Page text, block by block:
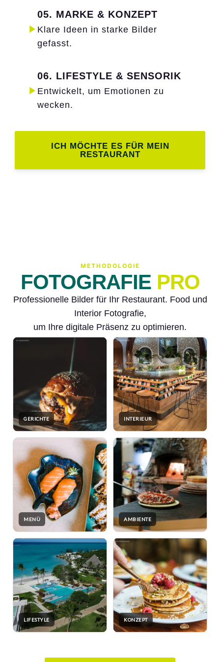
05. MARKE & KONZEPT
Klare Ideen in starke Bilder
gefasst.
06. LIFESTYLE & SENSORIK
Entwickelt, um Emotionen zu
wecken.
ICH MÖCHTE ES FÜR MEIN
RESTAURANT
METHODOLOGIE
FOTOGRAFIE PRO
Professionelle Bilder für Ihr Restaurant. Food und
Interior Fotografie,
um Ihre digitale Präsenz zu optimieren.
GERICHTE INTERIEUR
MENÜ AMBIENTE
LIFESTYLE KONZEPT